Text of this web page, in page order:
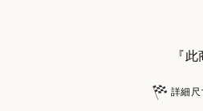
『
詳細尺